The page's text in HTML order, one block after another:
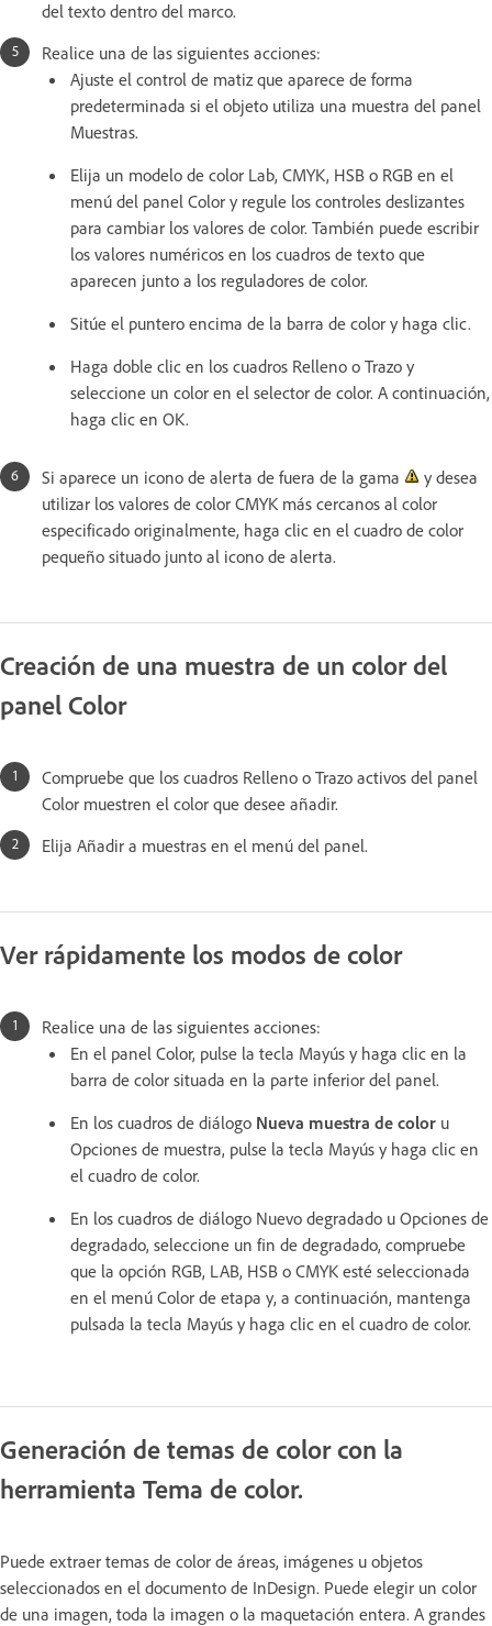
del texto dentro del marco.
Realice una de las siguientes acciones:
Ajuste el control de matiz que aparece de forma
predeterminada si el objeto utiliza una muestra del panel
Muestras.
Elija un modelo de color Lab, CMYK, HSB o RGB en el
menú del panel Color y regule los controles deslizantes
para cambiar los valores de color. También puede escribir
los valores numéricos en los cuadros de texto que
aparecen junto a los reguladores de color.
Sitúe el puntero encima de la barra de color y haga clic.
Haga doble clic en los cuadros Relleno o Trazo y
seleccione un color en el selector de color. A continuación,
haga clic en OK.
Si aparece un icono de alerta de fuera de la gama
y desea
utilizar los valores de color CMYK más cercanos al color
especificado originalmente, haga clic en el cuadro de color
pequeño situado junto al icono de alerta.
Creación de una muestra de un color del
panel Color
Compruebe que los cuadros Relleno o Trazo activos del panel
Color muestren el color que desee añadir.
Elija Añadir a muestras en el menú del panel.
Ver rápidamente los modos de color
Realice una de las siguientes acciones:
En el panel Color, pulse la tecla Mayús y haga clic en la
barra de color situada en la parte inferior del panel.
En los cuadros de diálogo Nueva muestra de color u
Opciones de muestra, pulse la tecla Mayús y haga clic en
el cuadro de color.
En los cuadros de diálogo Nuevo degradado u Opciones de
degradado, seleccione un fin de degradado, compruebe
que la opción RGB, LAB, HSB o CMYK esté seleccionada
en el menú Color de etapa y, a continuación, mantenga
pulsada la tecla Mayús y haga clic en el cuadro de color.
Generación de temas de color con la
herramienta Tema de color.
Puede extraer temas de color de áreas, imágenes u objetos
seleccionados en el documento de InDesign. Puede elegir un color
de una imagen, toda la imagen o la maquetación entera. A grandes